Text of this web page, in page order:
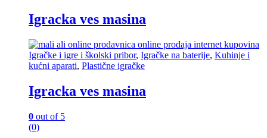
Igracka ves masina
Igračke i igre i školski pribor, Igračke na baterije, Kuhinje i
kućni aparati, Plastične igračke
Igracka ves masina
0 out of 5
(0)